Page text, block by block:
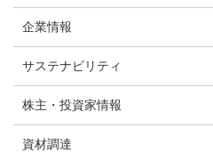
企業情報
サステナビリティ
株主・投資家情報
資材調達